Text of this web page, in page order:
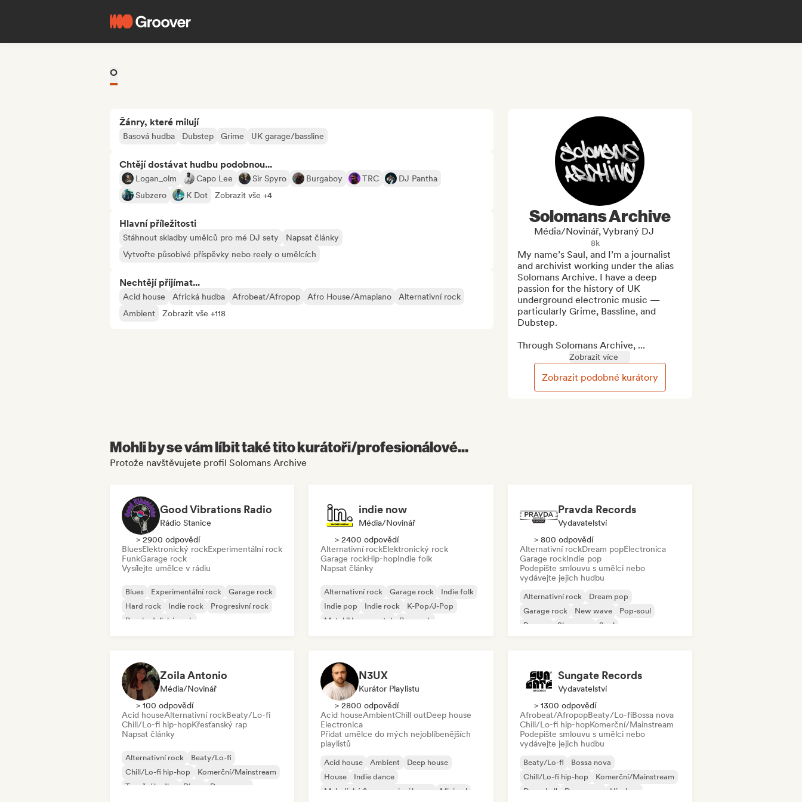
O
Žánry, které milují
Basová hudba Dubstep Grime UK garage/bassline
Chtějí dostávat hudbu podobnou...
Logan_olm Capo Lee Sir Spyro Burgaboy TRC
DJ Pantha
Subzero
K Dot Zobrazit vše +4
Hlavní příležitosti
Stáhnout skladby umělců pro mé DJ sety
Napsat články
Vytvořte působivé příspěvky nebo reely o umělcích
Nechtějí přijímat...
Acid house Africká hudba Afrobeat/Afropop Afro House/Amapiano
Alternativní rock
Ambient
Zobrazit vše +118
Solomans Archive
Média/novinář, Vybraný DJ
8k
My name’s Saul, and I’m a journalist
and archivist working under the alias
Solomans Archive. I have a deep
passion for the history of UK
underground electronic music —
particularly Grime, Bassline, and
Dubstep.
Through Solomans Archive, ...
Zobrazit více
Zobrazit podobné kurátory
Mohli by se vám líbit také tito kurátoři/profesionálové...
Protože navštěvujete profil Solomans Archive
Good Vibrations Radio
Rádio Stanice
> 2900 odpovědí
BluesElektronický rockExperimentální rock
FunkGarage rock
Vysílejte umělce v rádiu
Blues Experimentální rock
Garage rock
Hard rock
Indie rock
Progresivní rock
Psychedelický rock
indie now
Média/novinář
> 2400 odpovědí
Alternativní rockElektronický rock
Garage rockHip-hopIndie folk
Napsat články
Alternativní rock Garage rock
Indie folk
Indie pop
Indie rock
K-Pop/J-Pop
Metal/Heavy metal
Pop rock
Pravda Records
Vydavatelství
> 800 odpovědí
Alternativní rockDream popElectronica
Garage rockIndie pop
Podepište smlouvu s umělci nebo
vydávejte jejich hudbu
Alternativní rock
Dream pop
Garage rock
New wave
Pop-soul
Reggae
Shoegaze Soul
Zoila Antonio
Média/novinář
> 100 odpovědí
Acid houseAlternativní rockBeaty/Lo-fi
Chill/Lo-fi hip-hopKřesťanský rap
Napsat články
Alternativní rock
Beaty/Lo-fi
Chill/Lo-fi hip-hop
Komerční/Mainstream
Taneční hudba
Disco
Dream pop
N3UX
Kurátor Playlistu
> 2800 odpovědí
Acid houseAmbientChill outDeep house
Electronica
Přidat umělce do mých nejoblíbenějších
playlistů
Acid house Ambient
Deep house
House
Indie dance
Melodický & progresivní house
Minimal
Sungate Records
Vydavatelství
> 1300 odpovědí
Afrobeat/AfropopBeaty/Lo-fiBossa nova
Chill/Lo-fi hip-hopKomerční/Mainstream
Podepište smlouvu s umělci nebo
vydávejte jejich hudbu
Beaty/Lo-fi
Bossa nova
Chill/Lo-fi hip-hop
Komerční/Mainstream
Dancehall
Dance pop
Hip-hop